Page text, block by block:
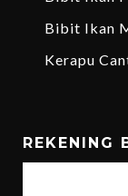
Bibit Ikan
Kerapu
REKENING